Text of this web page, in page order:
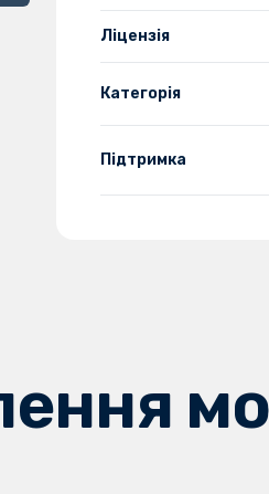
Ліцензія
Категорія
Підтримка